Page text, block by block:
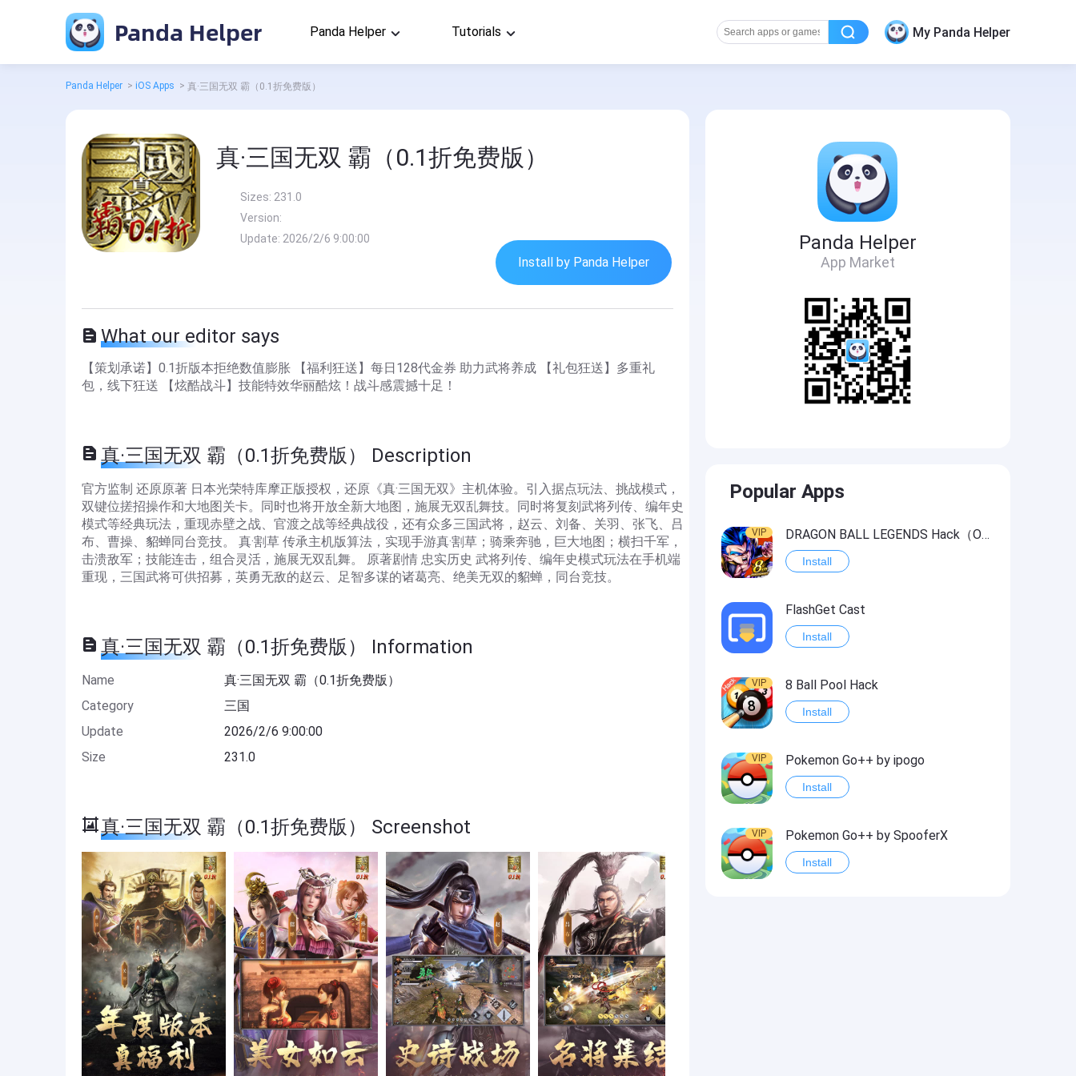
Panda Helper Panda Helper Tutorials My Panda Helper
Panda Helper > iOS Apps > 真·三国无双 霸（0.1折免费版）
真·三国无双 霸（0.1折免费版）
Sizes: 231.0
Version:
Update: 2026/2/6 9:00:00
Install by Panda Helper
What our editor says
【策划承诺】0.1折版本拒绝数值膨胀 【福利狂送】每日128代金券 助力武将养成 【礼包狂送】多重礼
包，线下狂送 【炫酷战斗】技能特效华丽酷炫！战斗感震撼十足！
真·三国无双 霸（0.1折免费版） Description
官方监制 还原原著 日本光荣特库摩正版授权，还原《真·三国无双》主机体验。引入据点玩法、挑战模式，
双键位搓招操作和大地图关卡。同时也将开放全新大地图，施展无双乱舞技。同时将复刻武将列传、编年史
模式等经典玩法，重现赤壁之战、官渡之战等经典战役，还有众多三国武将，赵云、刘备、关羽、张飞、吕
布、曹操、貂蝉同台竞技。 真·割草 传承主机版算法，实现手游真·割草；骑乘奔驰，巨大地图；横扫千军，
击溃敌军；技能连击，组合灵活，施展无双乱舞。 原著剧情 忠实历史 武将列传、编年史模式玩法在手机端
重现，三国武将可供招募，英勇无敌的赵云、足智多谋的诸葛亮、绝美无双的貂蝉，同台竞技。
真·三国无双 霸（0.1折免费版） Information
Name
真·三国无双 霸（0.1折免费版）
Category
三国
Update
2026/2/6 9:00:00
Size
231.0
真·三国无双 霸（0.1折免费版） Screenshot
Panda Helper
App Market
Popular Apps
VIP DRAGON BALL LEGENDS Hack（OneHitKill）
Install
FlashGet Cast
Install
VIP 8 Ball Pool Hack
Install
VIP Pokemon Go++ by ipogo
Install
VIP Pokemon Go++ by SpooferX
Install